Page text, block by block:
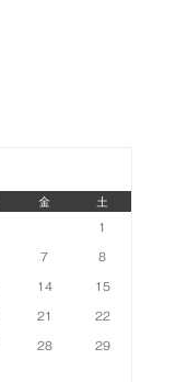
金 土
1
7 8
14 15
21 22
28 29